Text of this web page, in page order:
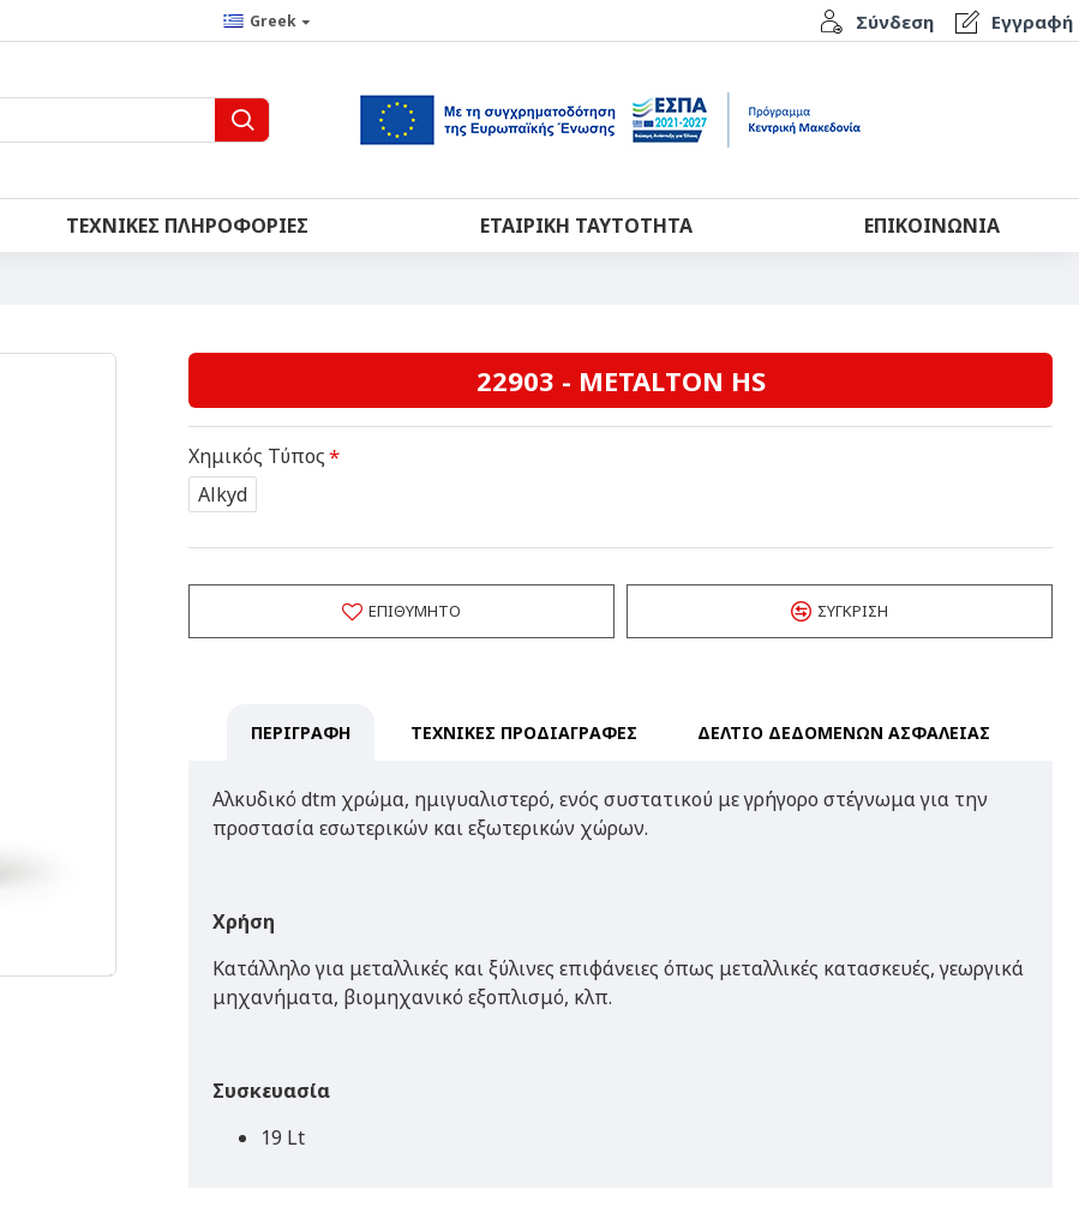
Greek Σύνδεση Εγγραφή
ΤΕΧΝΙΚΈΣ ΠΛΗΡΟΦΟΡΊΕΣ ΕΤΑΙΡΙΚΉ ΤΑΥΤΌΤΗΤΑ ΕΠΙΚΟΙΝΩΝΊΑ
22903 - METALTON HS
Χημικός Τύπος
Alkyd
ΕΠΙΘΥΜΗΤΌ ΣΎΓΚΡΙΣΗ
ΠΕΡΙΓΡΑΦΗ ΤΕΧΝΙΚΕΣ ΠΡΟΔΙΑΓΡΑΦΕΣ ΔΕΛΤΙΟ ΔΕΔΟΜΕΝΩΝ ΑΣΦΑΛΕΙΑΣ
Αλκυδικό dtm χρώμα, ημιγυαλιστερό, ενός συστατικού με γρήγορο στέγνωμα για την
προστασία εσωτερικών και εξωτερικών χώρων.
Χρήση
Κατάλληλο για μεταλλικές και ξύλινες επιφάνειες όπως μεταλλικές κατασκευές, γεωργικά
μηχανήματα, βιομηχανικό εξοπλισμό, κλπ.
Συσκευασία
19 Lt